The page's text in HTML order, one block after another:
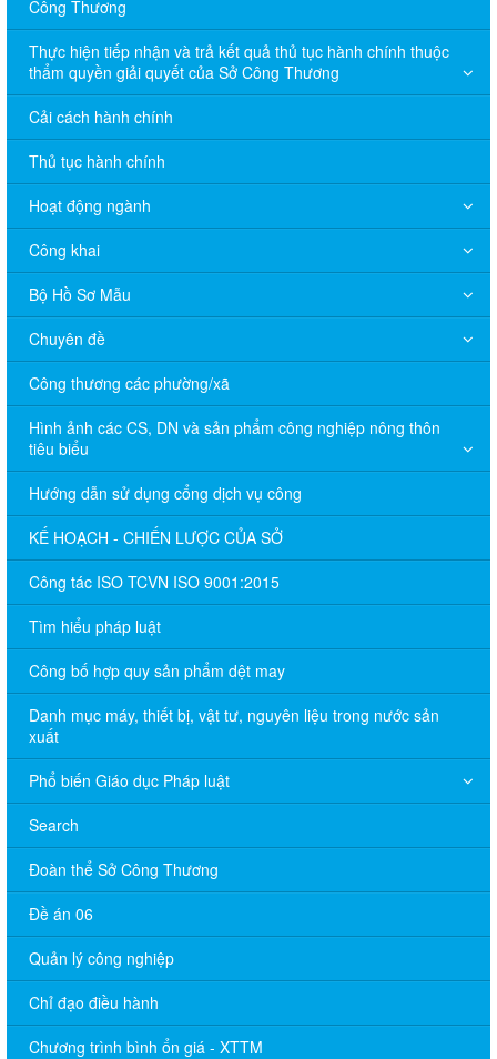
Công Thương
Thực hiện tiếp nhận và trả kết quả thủ tục hành chính thuộc
thẩm quyền giải quyết của Sở Công Thương
Cải cách hành chính
Thủ tục hành chính
Hoạt động ngành
Công khai
Bộ Hồ Sơ Mẫu
Chuyên đề
Công thương các phường/xã
Hình ảnh các CS, DN và sản phẩm công nghiệp nông thôn
tiêu biểu
Hướng dẫn sử dụng cổng dịch vụ công
KẾ HOẠCH - CHIẾN LƯỢC CỦA SỞ
Công tác ISO TCVN ISO 9001:2015
Tìm hiểu pháp luật
Công bố hợp quy sản phẩm dệt may
Danh mục máy, thiết bị, vật tư, nguyên liệu trong nước sản
xuất
Phổ biến Giáo dục Pháp luật
Search
Đoàn thể Sở Công Thương
Đề án 06
Quản lý công nghiệp
Chỉ đạo điều hành
Chương trình bình ổn giá - XTTM